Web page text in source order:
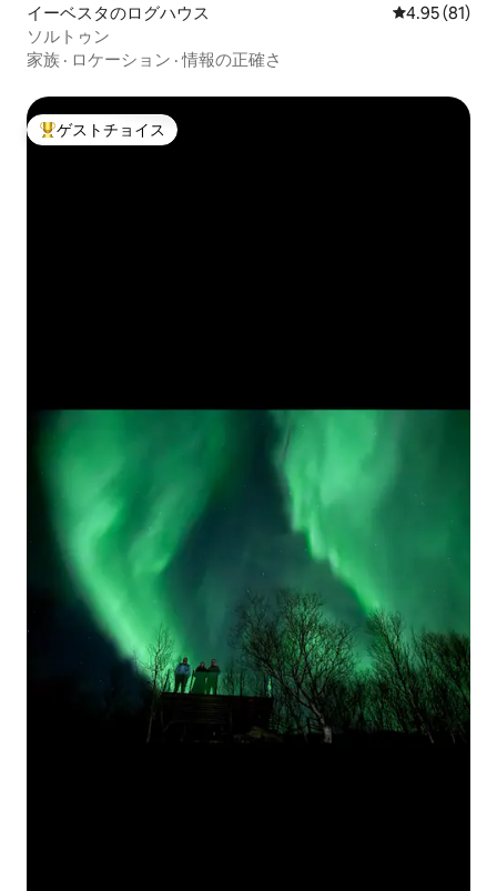
イーベスタのログハウス レビュー81
4.95 (81)
ソルトゥン
家族 · ロケーション ·情報の正確さ
大好評のゲストチョイスです。
ゲストチョイス